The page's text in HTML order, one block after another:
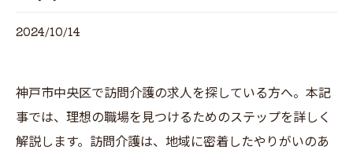
2024/10/14
神戸市中央区で訪問介護の求人を探している方へ。本記
事では、理想の職場を見つけるためのステップを詳しく
解説します。訪問介護は、地域に密着したやりがいのあ